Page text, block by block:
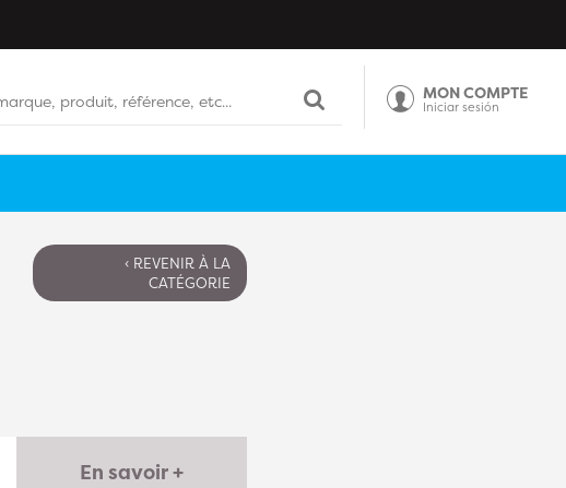
MON COMPTE
Iniciar sesión
‹ REVENIR À LA
CATÉGORIE
En savoir +